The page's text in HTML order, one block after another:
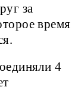
за
время
4